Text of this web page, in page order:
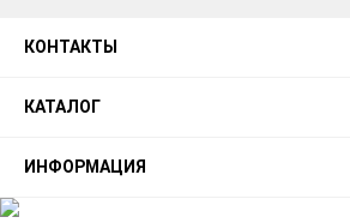
КОНТАКТЫ
КАТАЛОГ
ИНФОРМАЦИЯ